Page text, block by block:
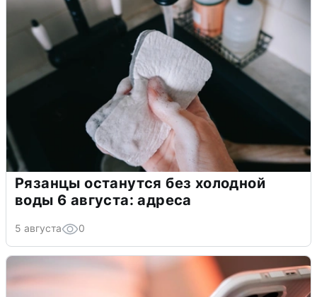
Рязанцы останутся без холодной
воды 6 августа: адреса
5 августа 0